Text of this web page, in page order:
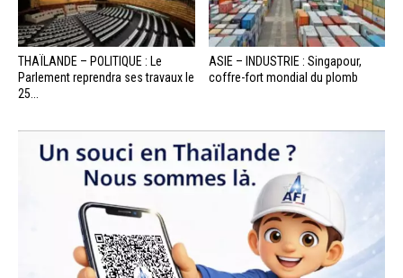
THAÏLANDE – POLITIQUE : Le
Parlement reprendra ses travaux le
25...
ASIE – INDUSTRIE : Singapour,
coffre-fort mondial du plomb